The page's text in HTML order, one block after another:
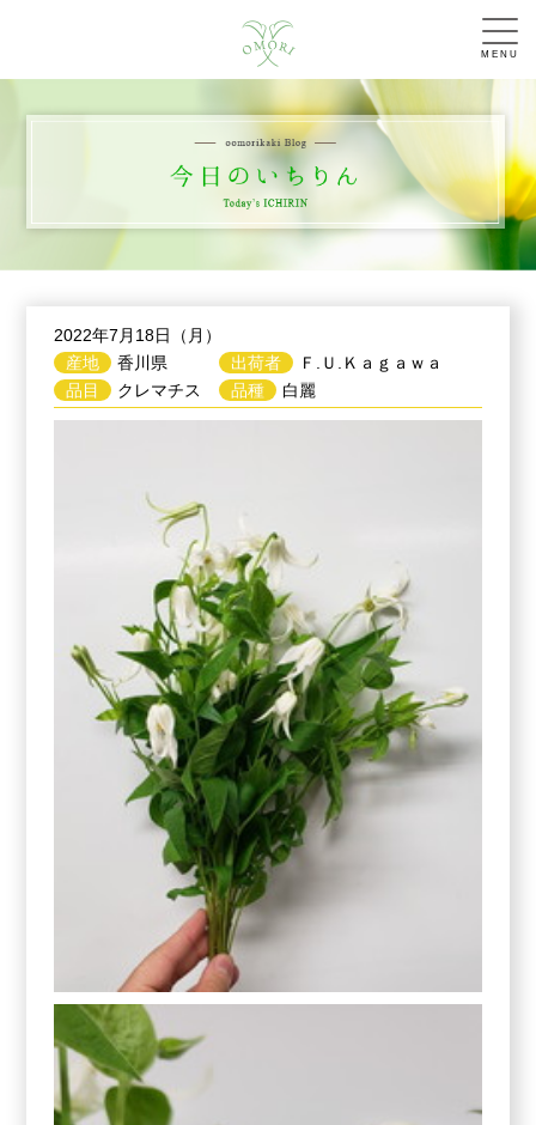
MENU
2022年7月18日（月）
産地
香川県
品目
クレマチス
出荷者
Ｆ.Ｕ.Ｋａｇａｗａ
品種
白麗